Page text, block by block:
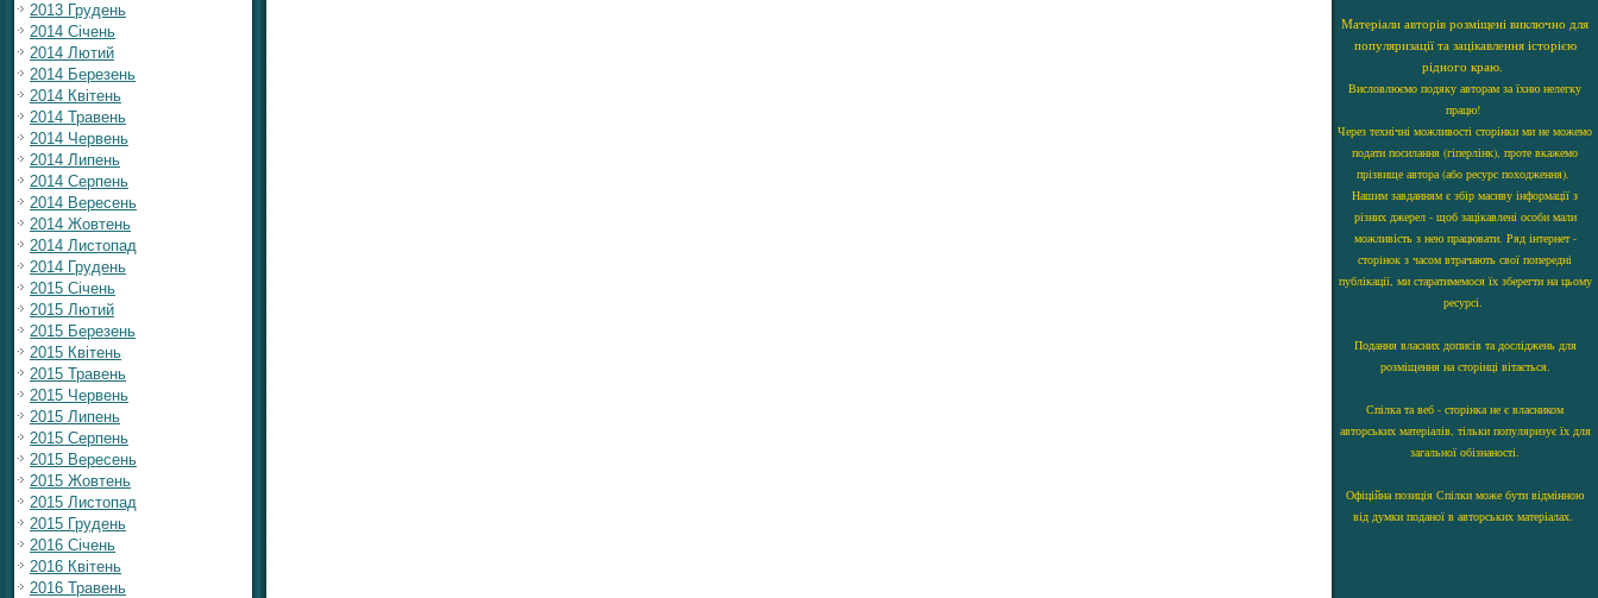
2013 Грудень
2014 Січень
2014 Лютий
2014 Березень
2014 Квітень
2014 Травень
2014 Червень
2014 Липень
2014 Серпень
2014 Вересень
2014 Жовтень
2014 Листопад
2014 Грудень
2015 Січень
2015 Лютий
2015 Березень
2015 Квітень
2015 Травень
2015 Червень
2015 Липень
2015 Серпень
2015 Вересень
2015 Жовтень
2015 Листопад
2015 Грудень
2016 Січень
2016 Квітень
2016 Травень
Матеріали авторів розміщені виключно для
популяризації та зацікавлення історією
рідного краю.
Висловлюємо подяку авторам за їхню нелегку
працю!
Через технічні можливості сторінки ми не можемо
подати посилання (гіперлінк), проте вкажемо
прізвище автора (або ресурс походження).
Нашим завданням є збір масиву інформації з
різних джерел - щоб зацікавлені особи мали
можливість з нею працювати. Ряд інтернет -
сторінок з часом втрачають свої попередні
публікації, ми старатимемося їх зберегти на цьому
ресурсі.
Подання власних дописів та досліджень для
розміщення на сторінці вітається.
Спілка та веб - сторінка не є власником
авторських матеріалів, тільки популяризує їх для
загальної обізнаності.
Офіційна позиція Спілки може бути відмінною
від думки поданої в авторських матеріалах.